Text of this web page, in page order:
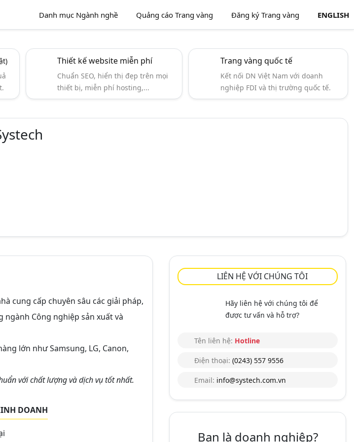
Danh mục Ngành nghề Quảng cáo Trang vàng Đăng ký Trang vàng ENGLISH
Thiết kế website miễn phí
Chuẩn SEO, hiển thị đẹp trên mọi
thiết bị, miễn phí hosting,...
Trang vàng quốc tế
Kết nối DN Việt Nam với doanh
nghiệp FDI và thị trường quốc tế.
cung cấp chuyên sâu các giải pháp,
Công nghiệp sản xuất và
lớn như Samsung, LG, Canon,
với chất lượng và dịch vụ tốt nhất.
DOANH
LIÊN HỆ VỚI CHÚNG TÔI
Hãy liên hệ với chúng tôi để
được tư vấn và hỗ trợ?
Tên liên hệ: Hotline
Điện thoại: (0243) 557 9556
Email: info@systech.com.vn
Bạn là doanh nghiệp?